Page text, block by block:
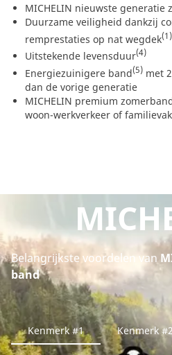
MICHELIN nieuwste generatie
Duurzame veiligheid dankzij
remprestaties op nat wegdek(1)
Uitstekende levensduur(4)
Energiezuinigere band(5) met
dan de vorige generatie
MICHELIN premium
woon-werkverkeer of
Belangrijkste voordelen van
band
Kenmerk #1 Kenmerk #2